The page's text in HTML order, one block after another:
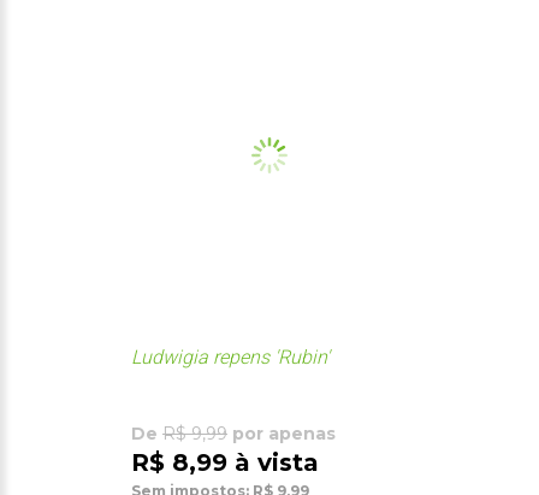
Ludwigia repens 'Rubin'
De R$ 9,99 por apenas
R$ 8,99 à vista
Sem impostos: R$ 9,99